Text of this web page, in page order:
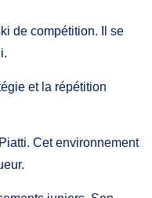
de compétition. Il se
et la répétition
Cet environnement